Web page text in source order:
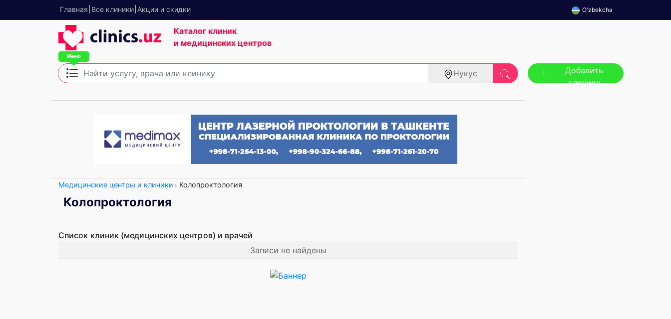
Главная Все клиники Акции и скидки O'zbekcha
Каталог клиник
и медицинских центров
Нукус
Добавить
клинику
Медицинские центры и клиники Колопроктология
Колопроктология
Список клиник (медицинских центров) и врачей
Записи не найдены